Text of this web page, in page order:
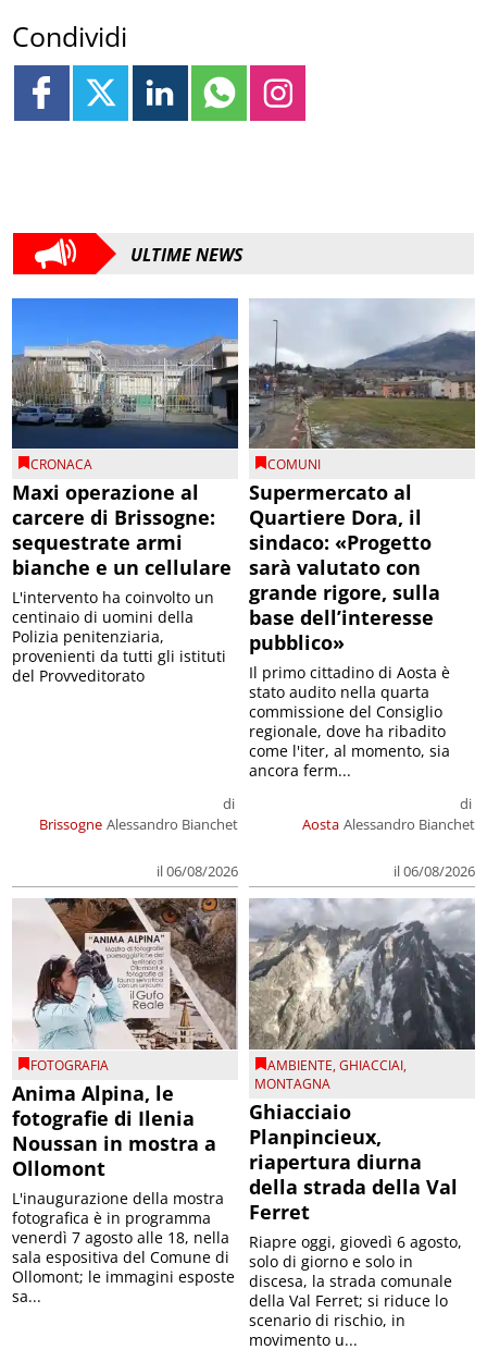
Condividi
ULTIME NEWS
CRONACA
Maxi operazione al
carcere di Brissogne:
sequestrate armi
bianche e un cellulare
Brissogne
di
Alessandro Bianchet
il 06/08/2026
L'intervento ha coinvolto un
centinaio di uomini della
Polizia penitenziaria,
provenienti da tutti gli istituti
del Provveditorato
COMUNI
Supermercato al
Quartiere Dora, il
sindaco: «Progetto
sarà valutato con
grande rigore, sulla
base dell’interesse
pubblico»
Aosta
di
Alessandro Bianchet
il 06/08/2026
Il primo cittadino di Aosta è
stato audito nella quarta
commissione del Consiglio
regionale, dove ha ribadito
come l'iter, al momento, sia
ancora ferm...
FOTOGRAFIA
Anima Alpina, le
fotografie di Ilenia
Noussan in mostra a
Ollomont
L'inaugurazione della mostra
fotografica è in programma
venerdì 7 agosto alle 18, nella
sala espositiva del Comune di
Ollomont; le immagini esposte
sa...
AMBIENTE,GHIACCIAI,
MONTAGNA
Ghiacciaio
Planpincieux,
riapertura diurna
della strada della Val
Ferret
Riapre oggi, giovedì 6 agosto,
solo di giorno e solo in
discesa, la strada comunale
della Val Ferret; si riduce lo
scenario di rischio, in
movimento u...